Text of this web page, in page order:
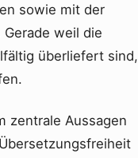
sowie mit der
weil die
überliefert sind,
zentrale Aussagen